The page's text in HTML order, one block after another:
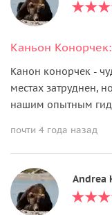
Каньон
Канон конорчек -
местах затруднен,
нашим опытным
почти 4 года назад
Andrea